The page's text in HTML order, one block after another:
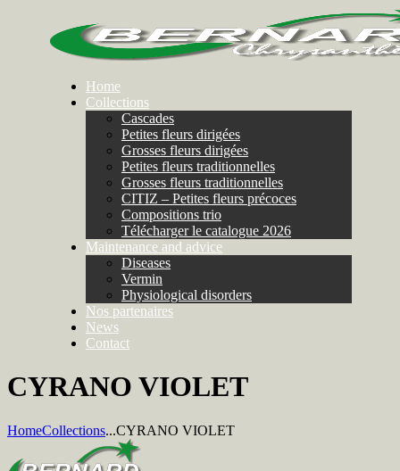
Home
Collections
Cascades
Petites fleurs dirigées
Grosses fleurs dirigées
Petites fleurs traditionnelles
Grosses fleurs traditionnelles
CITIZ – Petites fleurs précoces
Compositions trio
Télécharger le catalogue 2026
Maintenance and advice
Diseases
Vermin
Physiological disorders
Nos partenaires
News
Contact
CYRANO VIOLET
HomeCollections...CYRANO VIOLET